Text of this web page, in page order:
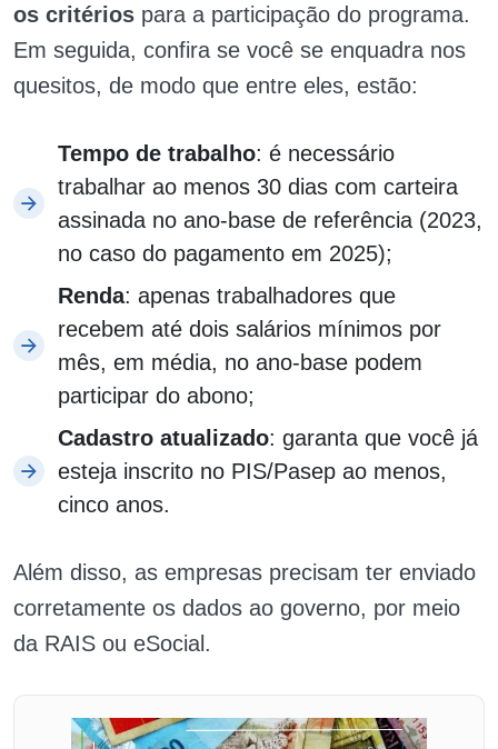
os critérios para a participação do programa.
Em seguida, confira se você se enquadra nos
quesitos, de modo que entre eles, estão:
Tempo de trabalho: é necessário
trabalhar ao menos 30 dias com carteira
assinada no ano-base de referência (2023,
no caso do pagamento em 2025);
Renda: apenas trabalhadores que
recebem até dois salários mínimos por
mês, em média, no ano-base podem
participar do abono;
Cadastro atualizado: garanta que você já
esteja inscrito no PIS/Pasep ao menos,
cinco anos.
Além disso, as empresas precisam ter enviado
corretamente os dados ao governo, por meio
da RAIS ou eSocial.